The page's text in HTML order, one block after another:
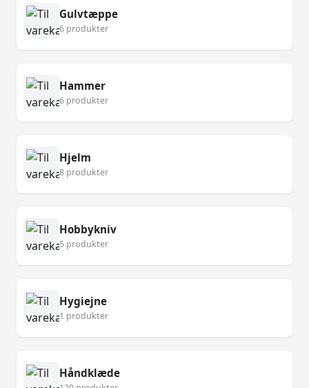
Gulvtæppe
6 produkter
Hammer
6 produkter
Hjelm
8 produkter
Hobbykniv
5 produkter
Hygiejne
1 produkter
Håndklæde